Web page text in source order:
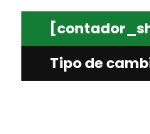
Tipo de